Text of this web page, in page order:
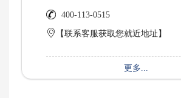
400-113-0515
【联系客服获取您就近地址】
更多...